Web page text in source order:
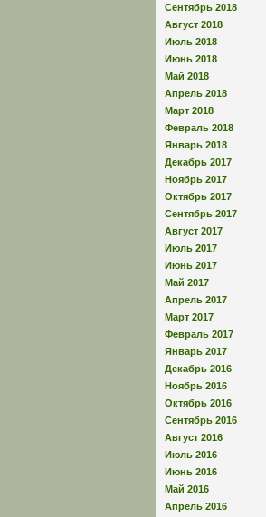
Сентябрь 2018
Август 2018
Июль 2018
Июнь 2018
Май 2018
Апрель 2018
Март 2018
Февраль 2018
Январь 2018
Декабрь 2017
Ноябрь 2017
Октябрь 2017
Сентябрь 2017
Август 2017
Июль 2017
Июнь 2017
Май 2017
Апрель 2017
Март 2017
Февраль 2017
Январь 2017
Декабрь 2016
Ноябрь 2016
Октябрь 2016
Сентябрь 2016
Август 2016
Июль 2016
Июнь 2016
Май 2016
Апрель 2016